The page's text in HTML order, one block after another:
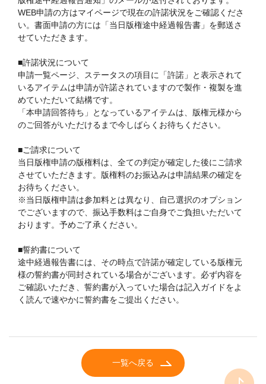
WEB申請の方はマイページで現在の許諾状況をご確認くださ
い。書面申請の方には「当日版権途中経過報告書」を郵送さ
せていただきます。
■許諾状況について
申請一覧ページ、ステータスの項目に「許諾」と表示されて
いるアイテムは申請が許諾されていますので製作・複製を進
めていただいて結構です。
「本申請回答待ち」となっているアイテムは、版権元様から
のご回答がいただけるまで今しばらくお待ちください。
■ご請求について
当日版権申請の版権料は、全ての判定が確定した後にご請求
させていただきます。版権料のお振込みは申請結果の確定を
お待ちください。
※当日版権申請は参加料とは異なり、自己選択のオプション
でございますので、振込手数料はご自身でご負担いただいて
おります。予めご了承ください。
■誓約書について
途中経過報告書には、その時点で許諾が確定している版権元
様の誓約書が同封されている場合がございます。必ず内容を
ご確認いただき、誓約書が入っていた場合は記入ガイドをよ
く読んで速やかに誓約書をご提出ください。
一覧へ戻る